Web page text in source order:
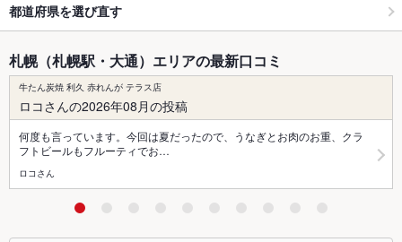
都道府県を選び直す
札幌（札幌駅・大通）エリアの最新口コミ
牛たん炭焼 利久 赤れんが テラス店
ロコさんの2026年08月の投稿
何度も言っています。今回は夏だったので、うなぎとお肉のお重、クラ
フトビールもフルーティでお…
ロコさん